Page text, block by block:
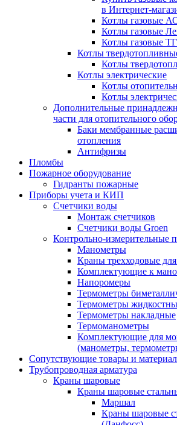
в Интернет-
Котлы газовые
Котлы газовые
Котлы газовые
Котлы
Котлы
Котлы электрические
Котлы
Котлы
Дополнительные
части для отопительного
Баки мембранные
отопления
Антифризы
Пломбы
Пожарное оборудование
Гидранты пожарные
Приборы учета и КИП
Счетчики воды
Монтаж счетчиков
Счетчики воды Groen
Контрольно-измерительные
Манометры
Краны трехходовые
Комплектующие к
Напоромеры
Термометры
Термометры
Термометры накладные
Термоманометры
Комплектующие для
(манометры,
Сопутствующие товары и
Трубопроводная арматура
Краны шаровые
Краны шаровые
Маршал
Краны шаровые